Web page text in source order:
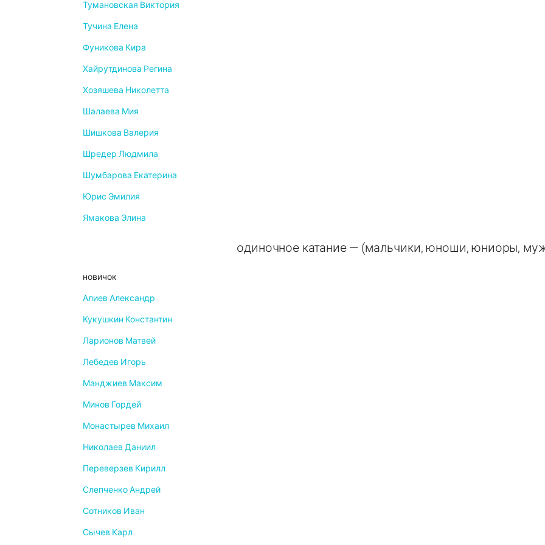
Тумановская Виктория
Тучина Елена
Фуникова Кира
Хайрутдинова Регина
Хозяшева Николетта
Шалаева Мия
Шишкова Валерия
Шредер Людмила
Шумбарова Екатерина
Юрис Эмилия
Ямакова Элина
одиночное катание — (мальчики, юноши, юниоры,
новичок
Алиев Александр
Кукушкин Константин
Ларионов Матвей
Лебедев Игорь
Манджиев Максим
Минов Гордей
Монастырев Михаил
Николаев Даниил
Переверзев Кирилл
Слепченко Андрей
Сотников Иван
Сычев Карл